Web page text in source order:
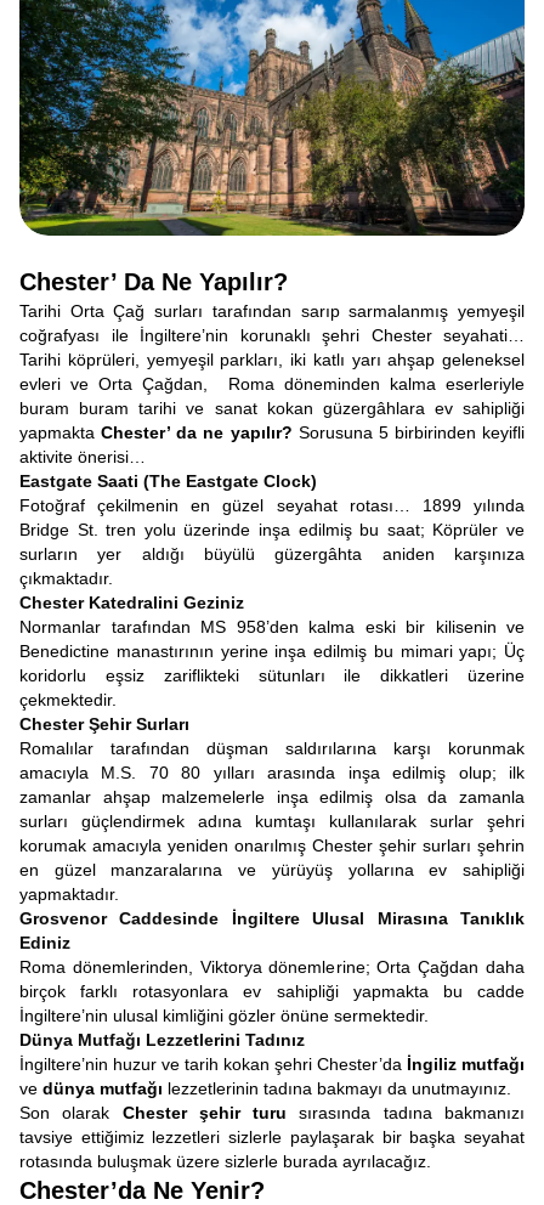
Chester’ Da Ne Yapılır?
Tarihi Orta Çağ surları tarafından sarıp sarmalanmış yemyeşil
coğrafyası ile İngiltere’nin korunaklı şehri Chester seyahati…
Tarihi köprüleri, yemyeşil parkları, iki katlı yarı ahşap geleneksel
evleri ve Orta Çağdan, Roma döneminden kalma eserleriyle
buram buram tarihi ve sanat kokan güzergâhlara ev sahipliği
yapmaktaChester’ da ne yapılır? Sorusuna 5 birbirinden keyifli
aktivite önerisi…
Eastgate Saati (The Eastgate Clock)
Fotoğraf çekilmenin en güzel seyahat rotası… 1899 yılında
Bridge St. tren yolu üzerinde inşa edilmiş bu saat; Köprüler ve
surların yer aldığı büyülü güzergâhta aniden karşınıza
çıkmaktadır.
Chester Katedralini Geziniz
Normanlar tarafından MS 958’den kalma eski bir kilisenin ve
Benedictine manastırının yerine inşa edilmiş bu mimari yapı; Üç
koridorlu eşsiz zariflikteki sütunları ile dikkatleri üzerine
çekmektedir.
Chester Şehir Surları
Romalılar tarafından düşman saldırılarına karşı korunmak
amacıyla M.S. 70 80 yılları arasında inşa edilmiş olup; ilk
zamanlar ahşap malzemelerle inşa edilmiş olsa da zamanla
surları güçlendirmek adına kumtaşı kullanılarak surlar şehri
korumak amacıyla yeniden onarılmış Chester şehir surları şehrin
en güzel manzaralarına ve yürüyüş yollarına ev sahipliği
yapmaktadır.
Grosvenor Caddesinde İngiltere Ulusal Mirasına Tanıklık
Ediniz
Roma dönemlerinden, Viktorya dönemlerine; Orta Çağdan daha
birçok farklı rotasyonlara ev sahipliği yapmakta bu cadde
İngiltere’nin ulusal kimliğini gözler önüne sermektedir.
Dünya Mutfağı Lezzetlerini Tadınız
İngiltere’nin huzur ve tarih kokan şehri Chester’da İngiliz mutfağı
ve dünya mutfağı lezzetlerinin tadına bakmayı da unutmayınız.
Son olarak Chester şehir turu sırasında tadına bakmanızı
tavsiye ettiğimiz lezzetleri sizlerle paylaşarak bir başka seyahat
rotasında buluşmak üzere sizlerle burada ayrılacağız.
Chester’da Ne Yenir?